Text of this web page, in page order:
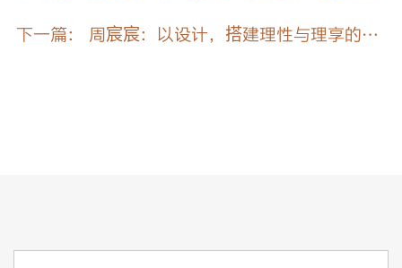
下一篇： 周宸宸：以设计，搭建理性与理享的桥